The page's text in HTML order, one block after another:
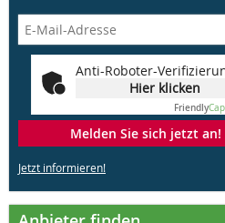
Anti-Roboter-
Hier klicken
Friendly
Melden Sie sich jetzt an!
Jetzt informieren!